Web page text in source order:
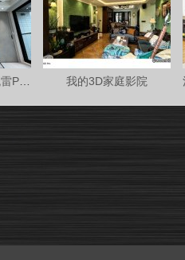
我的3D家庭影院